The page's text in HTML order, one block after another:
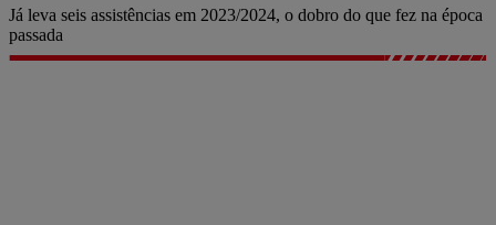
Já leva seis assistências em 2023/2024, o dobro do que fez na época
passada